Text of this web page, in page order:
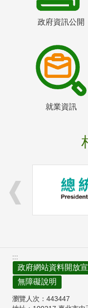
政府資訊公開
就業資訊
:::
政府網站資料開放
無障礙說明
瀏覽人次： 443447